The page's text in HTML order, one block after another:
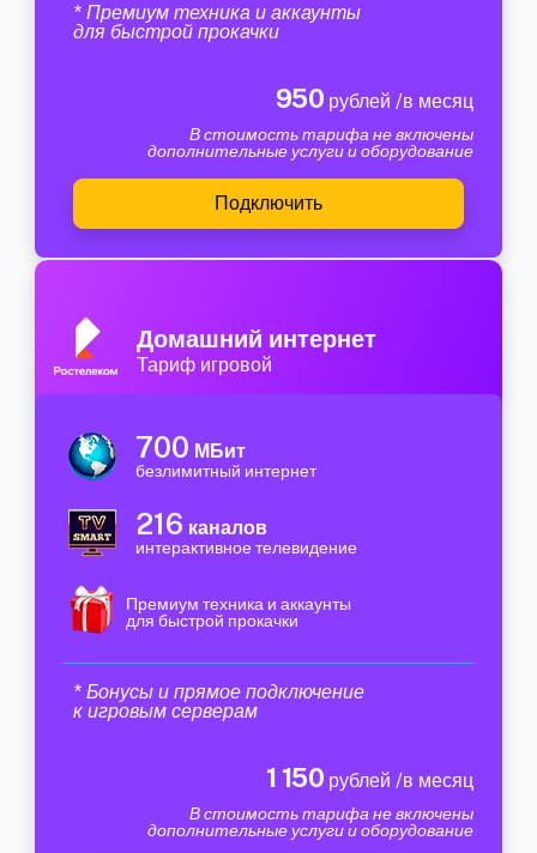
* Премиум техника и аккаунты
для быстрой прокачки
950 рублей /в месяц
В стоимость тарифа не включены
дополнительные услуги и оборудование
Подключить
Домашний интернет
Тариф игровой
700 МБит
безлимитный интернет
216 каналов
интерактивное телевидение
Премиум техника и аккаунты
для быстрой прокачки
* Бонусы и прямое подключение
к игровым серверам
1 150 рублей /в месяц
В стоимость тарифа не включены
дополнительные услуги и оборудование